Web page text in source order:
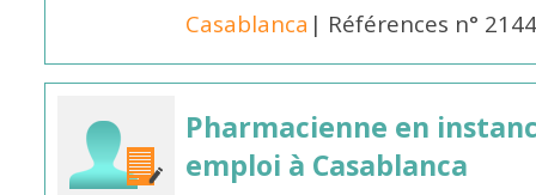
Casablanca | Références n°
Pharmacienne en
emploi à Casablanca